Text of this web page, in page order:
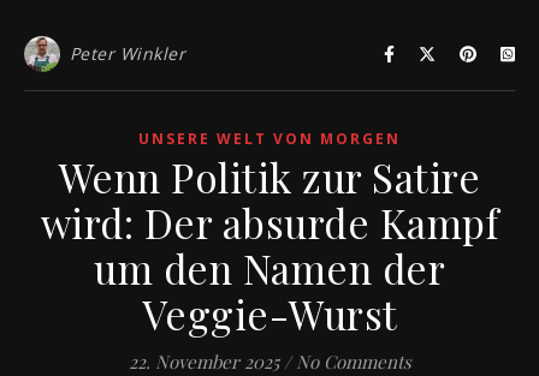
Peter Winkler
UNSERE WELT VON MORGEN
Wenn Politik zur Satire
wird: Der absurde Kampf
um den Namen der
Veggie-Wurst
22. November 2025 / No Comments